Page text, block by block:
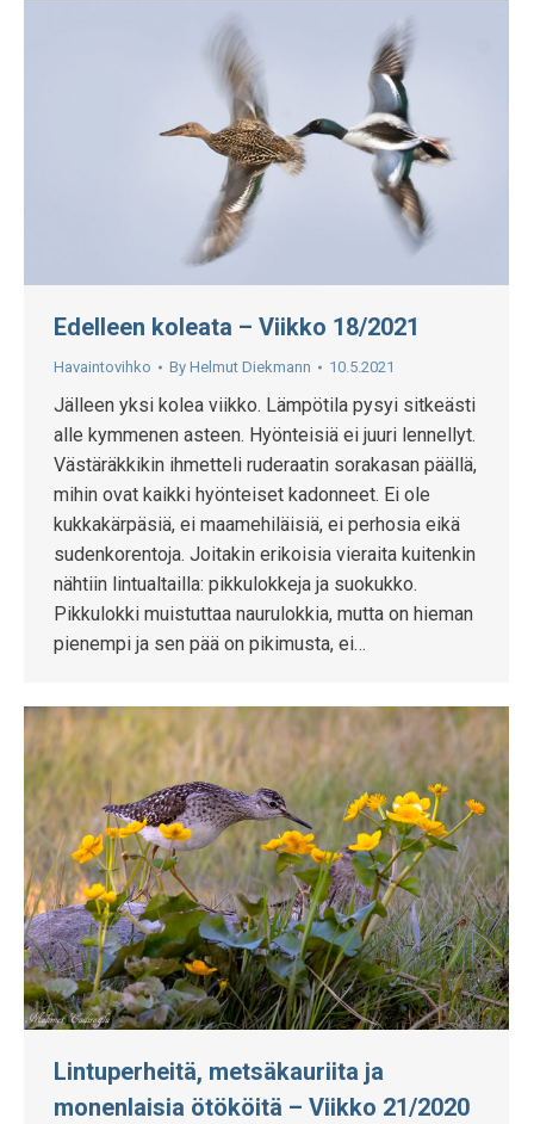
Edelleen koleata – Viikko 18/2021
Havaintovihko By Helmut Diekmann 10.5.2021
Jälleen yksi kolea viikko. Lämpötila pysyi sitkeästi
alle kymmenen asteen. Hyönteisiä ei juuri lennellyt.
Västäräkkikin ihmetteli ruderaatin sorakasan päällä,
mihin ovat kaikki hyönteiset kadonneet. Ei ole
kukkakärpäsiä, ei maamehiläisiä, ei perhosia eikä
sudenkorentoja. Joitakin erikoisia vieraita kuitenkin
nähtiin lintualtailla: pikkulokkeja ja suokukko.
Pikkulokki muistuttaa naurulokkia, mutta on hieman
pienempi ja sen pää on pikimusta, ei…
Lintuperheitä, metsäkauriita ja
monenlaisia ötököitä – Viikko 21/2020